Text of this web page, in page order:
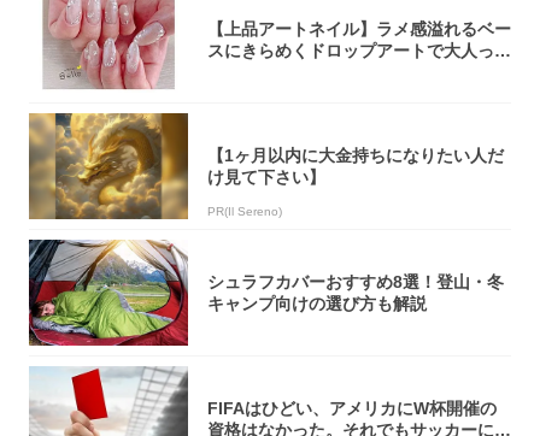
【上品アートネイル】ラメ感溢れるベー
スにきらめくドロップアートで大人っぽ
【1ヶ月以内に大金持ちになりたい人だ
け見て下さい】
PR(Il Sereno)
シュラフカバーおすすめ8選！登山・冬
キャンプ向けの選び方も解説
FIFAはひどい、アメリカにW杯開催の
資格はなかった。それでもサッカーには